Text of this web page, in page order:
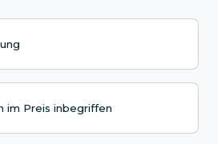
im Preis inbegriffen